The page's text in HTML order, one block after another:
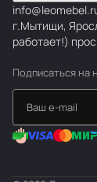
г.Мытищи,
работает!)
Подписаться на